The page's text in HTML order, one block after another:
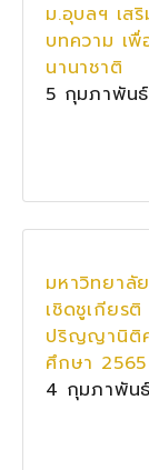
ม.อุบลฯ เส
บทความ เพื่
นานาชาติ
5 กุมภาพัน
มหาวิทยาลั
เชิดชูเกียร
ปริญญานิติ
ศึกษา 2565
4 กุมภาพัน